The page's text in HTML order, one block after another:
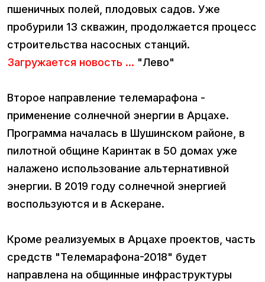
пшеничных полей, плодовых садов. Уже
пробурили 13 скважин, продолжается процесс
строительства насосных станций.
Загружается новость ... "Лево"
Второе направление телемарафона -
применение солнечной энергии в Арцахе.
Программа началась в Шушинском районе, в
пилотной общине Каринтак в 50 домах уже
налажено использование альтернативной
энергии. В 2019 году солнечной энергией
воспользуются и в Аскеране.
Кроме реализуемых в Арцахе проектов, часть
средств "Телемарафона-2018" будет
направлена на общинные инфраструктуры